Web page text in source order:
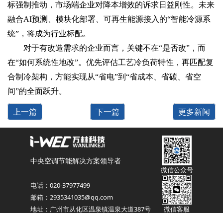
标强制推动，市场端企业对降本增效的诉求日益刚性。未来
融合AI预测、模块化部署、可再生能源接入的“智能冷源系
统”，将成为行业标配。
对于有改造需求的企业而言，关键不在“是否改”，而
在“如何系统性地改”。优先评估工艺冷负荷特性，再匹配复
合制冷架构，方能实现从“省电”到“省成本、省碳、省空
间”的全面跃升。
上一篇 下一篇 更多新闻
中央空调节能解决方案领导者
电话：020-37977499
邮箱：2935341035@qq.com
地址：广州市从化区温泉镇温泉大道387号
微信公众号
微信客服